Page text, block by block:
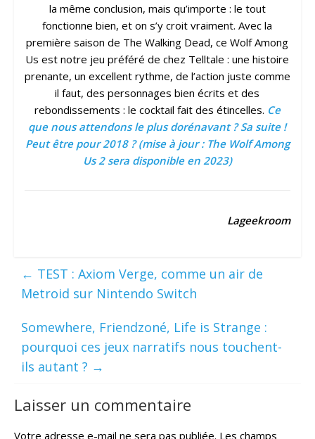
la même conclusion, mais qu’importe : le tout
fonctionne bien, et on s’y croit vraiment. Avec la
première saison de The Walking Dead, ce Wolf Among
Us est notre jeu préféré de chez Telltale : une histoire
prenante, un excellent rythme, de l’action juste comme
il faut, des personnages bien écrits et des
rebondissements : le cocktail fait des étincelles. Ce
que nous attendons le plus dorénavant ? Sa suite !
Peut être pour 2018 ? (mise à jour : The Wolf Among
Us 2 sera disponible en 2023)
Lageekroom
← TEST : Axiom Verge, comme un air de
Metroid sur Nintendo Switch
Somewhere, Friendzoné, Life is Strange :
pourquoi ces jeux narratifs nous touchent-
ils autant ? →
Laisser un commentaire
Votre adresse e-mail ne sera pas publiée. Les champs